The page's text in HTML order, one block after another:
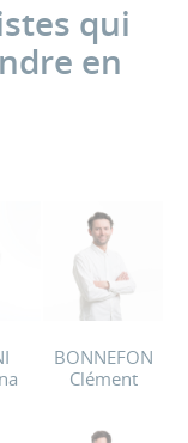
qui
en
BONNEFON
Clément